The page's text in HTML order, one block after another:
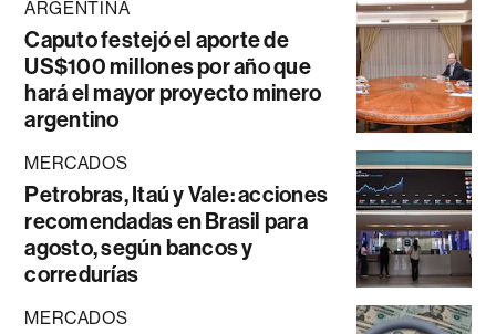
ARGENTINA
Caputo festejó el aporte de
US$100 millones por año que
hará el mayor proyecto minero
argentino
MERCADOS
Petrobras, Itaú y Vale: acciones
recomendadas en Brasil para
agosto, según bancos y
corredurías
MERCADOS